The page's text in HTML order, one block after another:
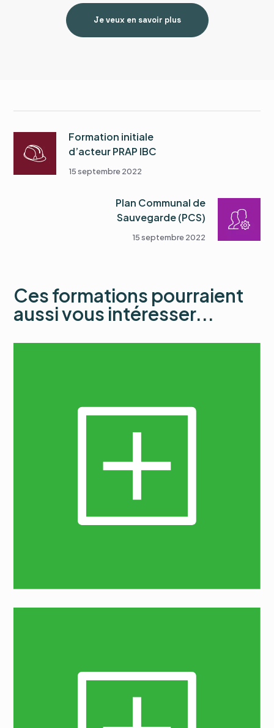
Je veux en savoir plus
Formation initiale
d’acteur PRAP IBC
15 septembre 2022
Plan Communal de
Sauvegarde (PCS)
15 septembre 2022
Ces formations pourraient
aussi vous intéresser...